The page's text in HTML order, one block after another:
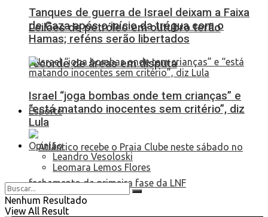
Leilões de petróleo em outubro terão
recorde de áreas em disputa
Esporte
Tanques de guerra de Israel deixam a Faixa
de Gaza após o início da trégua com o
Hamas; reféns serão libertados
Israel “joga bombas onde tem crianças” e
“está matando inocentes sem critério”, diz
Lula
Opinião
Leandro Vesoloski
Leomara Lemos Flores
Nenhum Resultado
View All Result